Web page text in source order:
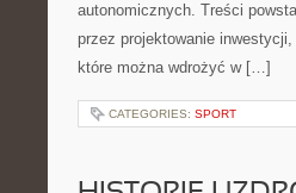
autonomicznych. Treści
przez projektowanie
które można wdrożyć w […]
CATEGORIES: SPORT